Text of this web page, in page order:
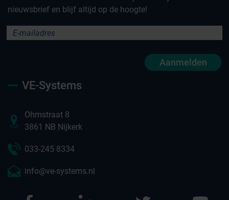
nieuwsbrief en blijf altijd op de hoogte!
Aanmelden
VE-Systems
Ohmstraat 8
3861 NB Nijkerk
033-245 8334
info@ve-systems.nl